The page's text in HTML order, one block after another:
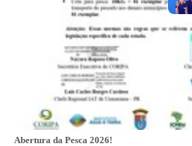
Abertura da Pesca 2026!